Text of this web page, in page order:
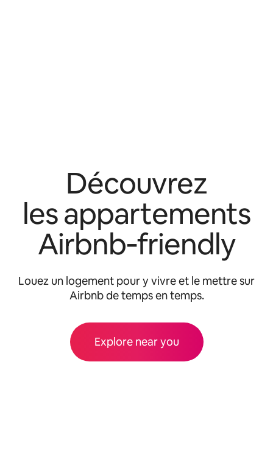
Découvrez
les appartements
Airbnb‑friendly
Louez un logement pour y vivre et le mettre sur
Airbnb de temps en temps.
Explore near you